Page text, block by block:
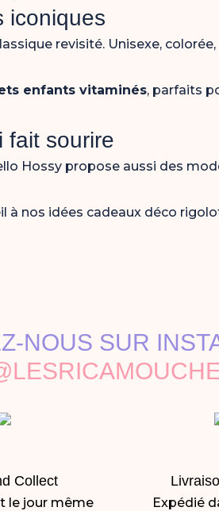
iconiques
revisité. Unisexe,
enfants vitaminés, parfaits
fait sourire
Hossy propose aussi des
à nos idées cadeaux déco
NOUS SUR
Collect
le jour même Expédié